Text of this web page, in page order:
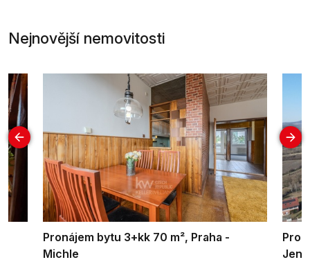
Nejnovější nemovitosti
Pronájem bytu 3+kk 70 m², Praha -
Michle